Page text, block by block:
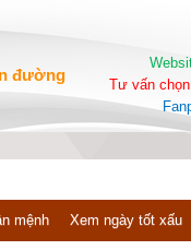
đường
Tư vấn
mệnh Xem ngày tốt xấu